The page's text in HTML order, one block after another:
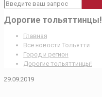
Дорогие тольяттинцы!
Главная
Все новости Тольятти
Город и регион
Дорогие тольяттинцы!
29.09.2019